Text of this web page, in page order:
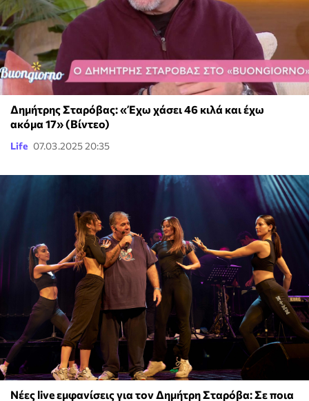
Δημήτρης Σταρόβας: «Έχω χάσει 46 κιλά και έχω
ακόμα 17» (Βίντεο)
Life 07.03.2025 20:35
Νέες live εμφανίσεις για τον Δημήτρη Σταρόβα: Σε ποια